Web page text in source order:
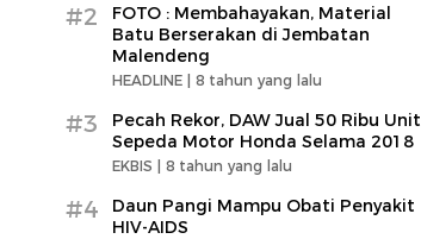
#2
FOTO : Membahayakan, Material
Batu Berserakan di Jembatan
Malendeng
HEADLINE | 8 tahun yang lalu
#3
Pecah Rekor, DAW Jual 50 Ribu Unit
Sepeda Motor Honda Selama 2018
EKBIS | 8 tahun yang lalu
#4
Daun Pangi Mampu Obati Penyakit
HIV-AIDS